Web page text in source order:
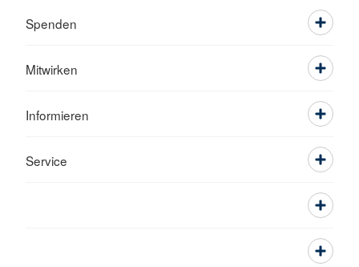
Spenden
Mitwirken
Informieren
Service